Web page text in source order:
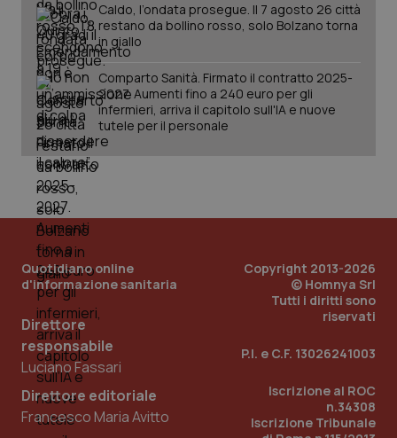
Caldo, l’ondata prosegue. Il 7 agosto 26 città
restano da bollino rosso, solo Bolzano torna
in giallo
Comparto Sanità. Firmato il contratto 2025-
2027. Aumenti fino a 240 euro per gli
infermieri, arriva il capitolo sull'IA e nuove
tutele per il personale
Quotidiano online
d'informazione sanitaria
Direttore
responsabile
Luciano Fassari
Direttore editoriale
Francesco Maria Avitto
Copyright 2013-2026
© Homnya Srl
Tutti i diritti sono
riservati
P.I. e C.F. 13026241003
Iscrizione al ROC
n.34308
Iscrizione Tribunale
PHPSESSID